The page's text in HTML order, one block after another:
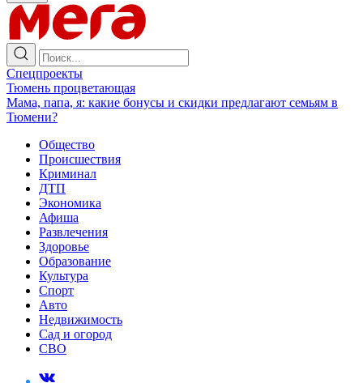
Спецпроекты
Тюмень процветающая
Мама, папа, я: какие бонусы и скидки предлагают семьям в
Тюмени?
Общество
Происшествия
Криминал
ДТП
Экономика
Афиша
Развлечения
Здоровье
Образование
Культура
Спорт
Авто
Недвижимость
Сад и огород
СВО